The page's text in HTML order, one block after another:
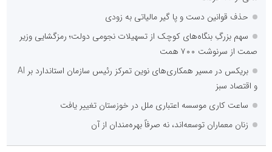
حذف قوانین دست و پا گیر مالیاتی به زودی
سهم بزرگِ بنگاه‌های کوچک از تسهیلات نجومی دولت؛ رمزگشایی وزیر
صمت از سرنوشت ۷۰۰ همت
بریکس در مسیر همکاری‌های نوین تمرکز رئیس سازمان استاندارد بر AI
و اقتصاد سبز
ساعت کاری موسسه اعتباری ملل در خوزستان تغییر یافت
زنان معماران توسعه‌اند، نه صرفاً بهره‌مندان از آن